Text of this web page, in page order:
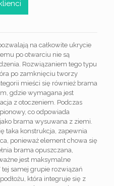
na całkowite ukrycie
po otwarciu nie są
Rozwiązaniem tego typu
po zamknięciu tworzy
mieści się również brama
gdzie wymagana jest
z otoczeniem. Podczas
co odpowiada
brama wysuwana z ziemi.
taka konstrukcja, zapewnia
ponieważ element chowa się
brama opuszczana,
jest maksymalne
samej grupie rozwiązań
która integruje się z